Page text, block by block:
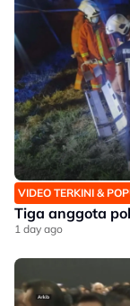
VIDEO TERKINI &
Tiga anggota
1 day ago